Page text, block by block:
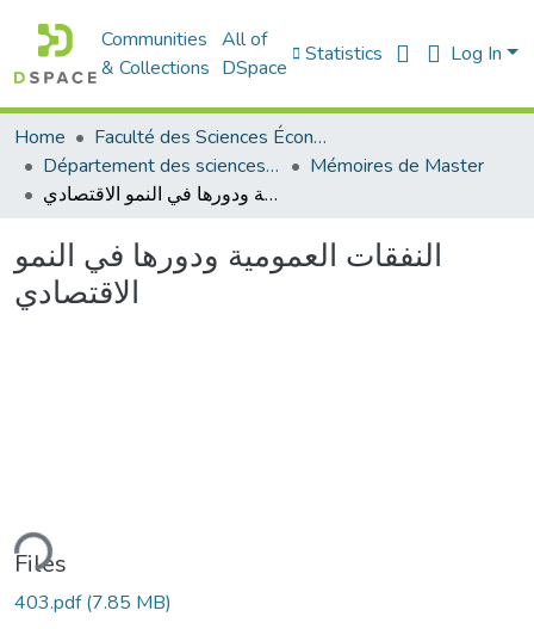
Communities
& Collections
All of
DSpace
Statistics Log In
Home
Faculté des Sciences Économiques Commerciales et des Sciences de Gestion
Département des sciences économiques
Mémoires de Master
النفقات العمومية ودورها في النمو الاقتصادي
النفقات العمومية ودورها في النمو
الاقتصادي
Files
403.pdf(7.85 MB)